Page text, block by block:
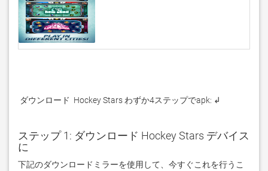
ダウンロード  Hockey Stars わずか4ステップでapk: ↲
ステップ 1: ダウンロード Hockey Stars デバイス
に
下記のダウンロードミラーを使用して、今すぐこれを行うこ